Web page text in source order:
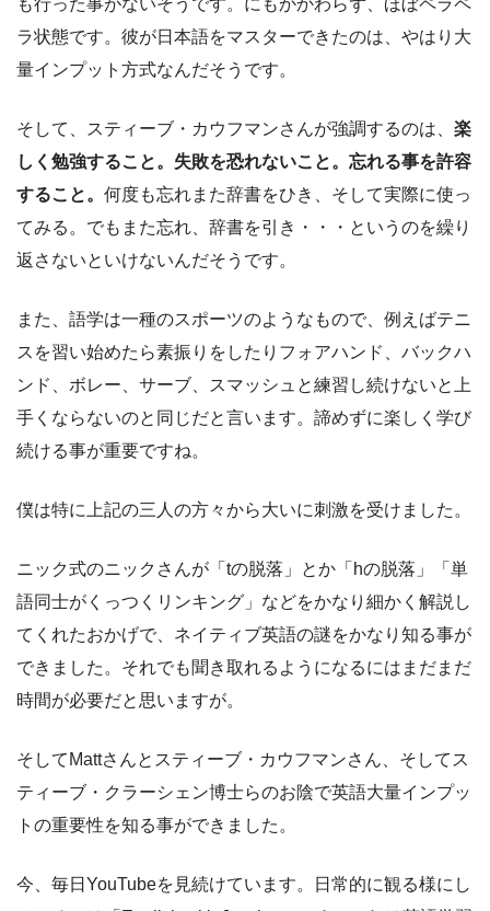
ラ状態です。彼が日本語をマスターできたのは、やはり大
量インプット方式なんだそうです。
そして、スティーブ・カウフマンさんが強調するのは、 楽
しく勉強すること。失敗を恐れないこと。忘れる事を許容
すること。 何度も忘れまた辞書をひき、そして実際に使っ
てみる。でもまた忘れ、辞書を引き・・・というのを繰り
返さないといけないんだそうです。
また、語学は一種のスポーツのようなもので、例えばテニ
スを習い始めたら素振りをしたりフォアハンド、バックハ
ンド、ボレー、サーブ、スマッシュと練習し続けないと上
手くならないのと同じだと言います。諦めずに楽しく学び
続ける事が重要ですね。
僕は特に上記の三人の方々から大いに刺激を受けました。
ニック式のニックさんが「tの脱落」とか「hの脱落」「単
語同士がくっつくリンキング」などをかなり細かく解説し
てくれたおかげで、ネイティブ英語の謎をかなり知る事が
できました。それでも聞き取れるようになるにはまだまだ
時間が必要だと思いますが。
そしてMattさんとスティーブ・カウフマンさん、そしてス
ティーブ・クラーシェン博士らのお陰で英語大量インプッ
トの重要性を知る事ができました。
今、毎日YouTubeを見続けています。日常的に観る様にし